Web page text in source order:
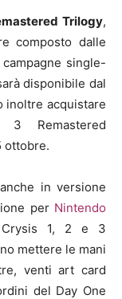
Trilogy,
composto dalle
single-
disponibile dal
inoltre acquistare
Remastered
ottobre.
in versione
per Nintendo
Crysis 1, 2 e 3
mettere le mani
venti art card
del Day One